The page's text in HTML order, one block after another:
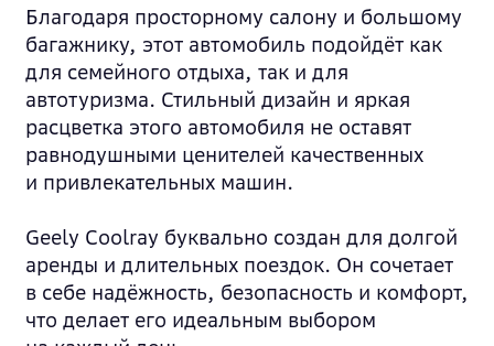
Благодаря просторному салону и большому
багажнику, этот автомобиль подойдёт как
для семейного отдыха, так и для
автотуризма. Стильный дизайн и яркая
расцветка этого автомобиля не оставят
равнодушными ценителей качественных
и привлекательных машин.
Geely Coolray буквально создан для долгой
аренды и длительных поездок. Он сочетает
в себе надёжность, безопасность и комфорт,
что делает его идеальным выбором